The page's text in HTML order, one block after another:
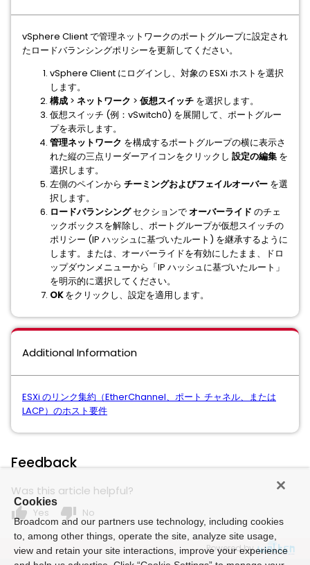
vSphere Client で管理ネットワークのポートグループに設定され
たロードバランシングポリシーを更新してください。
vSphere Client にログインし、対象の ESXi ホストを選択
します。
構成 > ネットワーク > 仮想スイッチ を選択します。
仮想スイッチ (例：vSwitch0) を展開して、ポートグルー
プを表示します。
管理ネットワーク を構成するポートグループの横に表示さ
れた縦の三点リーダーアイコンをクリックし 設定の編集 を
選択します。
左側のペインから チーミングおよびフェイルオーバー を選
択します。
ロードバランシングセクションでオーバーライド のチェ
ックボックスを解除し、ポートグループが仮想スイッチの
ポリシー (IP ハッシュに基づいたルート) を継承するように
します。または、オーバーライドを有効にしたまま、ドロ
ップダウンメニューから「IP ハッシュに基づいたルート」
を明示的に選択してください。
OKをクリックし、設定を適用します。
Additional Information
ESXi のリンク集約（EtherChannel、ポート チャネル、または
LACP）のホスト要件
Feedback
Was this article helpful?
thumb_up Yes thumb_down No
Powered by
Cookies
Broadcom and our partners use technology, including cookies
to, among other things, operate the site, analyze site usage,
view and retain your site interactions, improve your experience